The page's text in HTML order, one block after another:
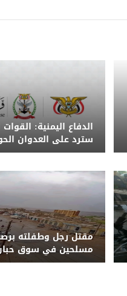
الدفاع اليمنية:
سترد على العدوان
الزمان والمكان
مقتل رجل وطفلته
مسلحين في سوق
شبوة